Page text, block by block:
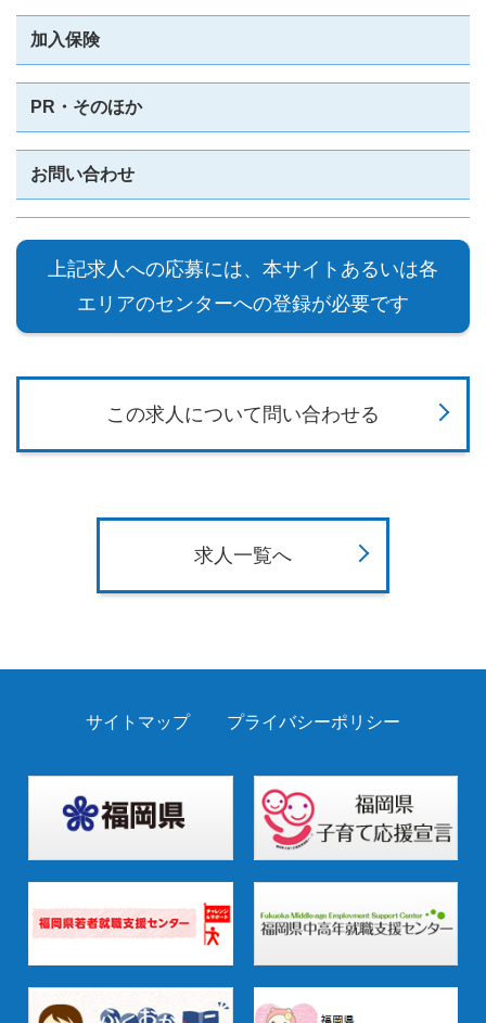
加入保険
PR・そのほか
お問い合わせ
上記求人への応募には、本サイトあるいは各
エリアのセンターへの登録が必要です
この求人について問い合わせる
求人一覧へ
サイトマップ プライバシーポリシー